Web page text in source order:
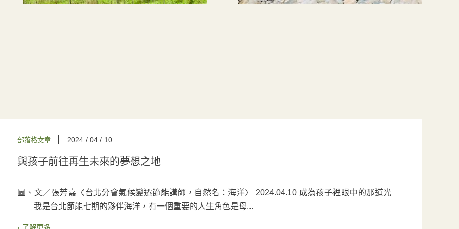
部落格文章 2024 / 04 / 10
與孩子前往再生未來的夢想之地
圖、文／張芳嘉〈台北分會氣候變遷節能講師，自然名：海洋〉 2024.04.10 成為孩子裡眼中的那道光
我是台北節能七期的夥伴海洋，有一個重要的人生角色是母...